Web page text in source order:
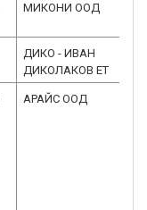
МИКОНИ ООД
ДИКО - ИВАН
ДИКОЛАКОВ ЕТ
АРАЙС ООД